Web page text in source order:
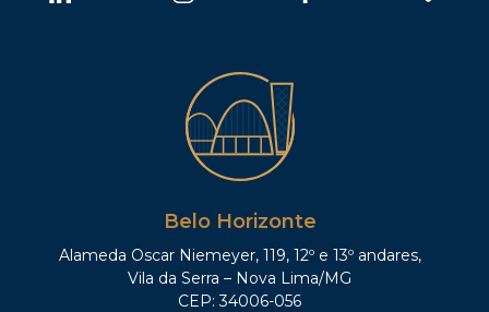
Belo Horizonte
Alameda Oscar Niemeyer, 119, 12º e 13º andares,
Vila da Serra – Nova Lima/MG
CEP: 34006-056